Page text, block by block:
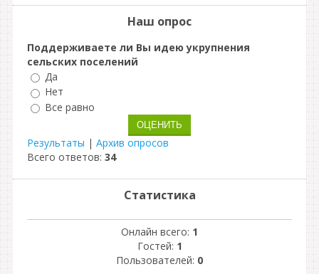
Наш опрос
Поддерживаете ли Вы идею укрупнения
сельских поселений
Да
Нет
Все равно
Результаты | Архив опросов
Всего ответов: 34
Статистика
Онлайн всего: 1
Гостей: 1
Пользователей: 0